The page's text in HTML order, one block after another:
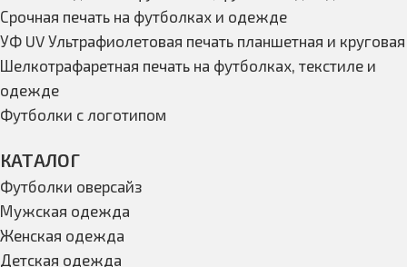
Срочная печать на футболках и одежде
УФ UV Ультрафиолетовая печать планшетная и круговая
Шелкотрафаретная печать на футболках, текстиле и
одежде
Футболки с логотипом
КАТАЛОГ
Футболки оверсайз
Мужская одежда
Женская одежда
Детская одежда